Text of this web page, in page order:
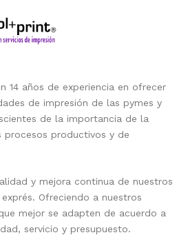
14 años de experiencia en ofrecer
de impresión de las pymes y
de la importancia de la
procesos productivos y de
y mejora continua de nuestros
Ofreciendo a nuestros
mejor se adapten de acuerdo a
servicio y presupuesto.